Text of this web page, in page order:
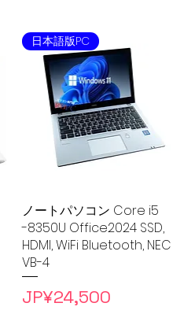
Quick View
日本語版PC
ノートパソコン Core i5
-8350U Office2024 SSD,
HDMI, WiFi Bluetooth, NEC
VB-4
Price
JP¥24,500